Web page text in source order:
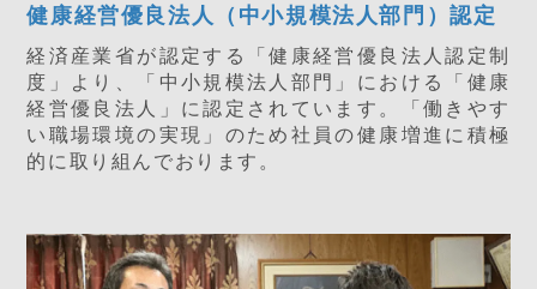
健康経営優良法人（中小規模法人部門）認定
経済産業省が認定する「健康経営優良法人認定制
度」より、「中小規模法人部門」における「健康
経営優良法人」に認定されています。「働きやす
い職場環境の実現」のため社員の健康増進に積極
的に取り組んでおります。